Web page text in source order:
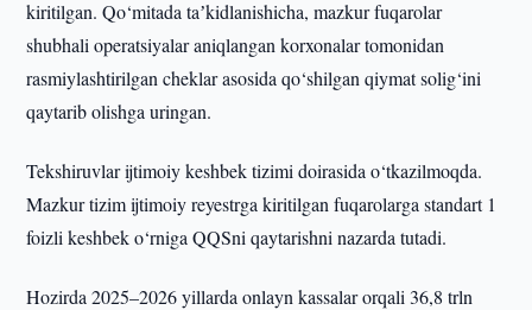
kiritilgan. Qo‘mitada taʼkidlanishicha, mazkur fuqarolar
shubhali operatsiyalar aniqlangan korxonalar tomonidan
rasmiylashtirilgan cheklar asosida qo‘shilgan qiymat solig‘ini
qaytarib olishga uringan.
Tekshiruvlar ijtimoiy keshbek tizimi doirasida o‘tkazilmoqda.
Mazkur tizim ijtimoiy reyestrga kiritilgan fuqarolarga standart 1
foizli keshbek o‘rniga QQSni qaytarishni nazarda tutadi.
Hozirda 2025–2026 yillarda onlayn kassalar orqali 36,8 trln